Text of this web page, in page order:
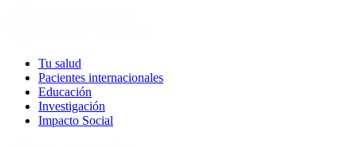
Tu salud
Pacientes internacionales
Educación
Investigación
Impacto Social